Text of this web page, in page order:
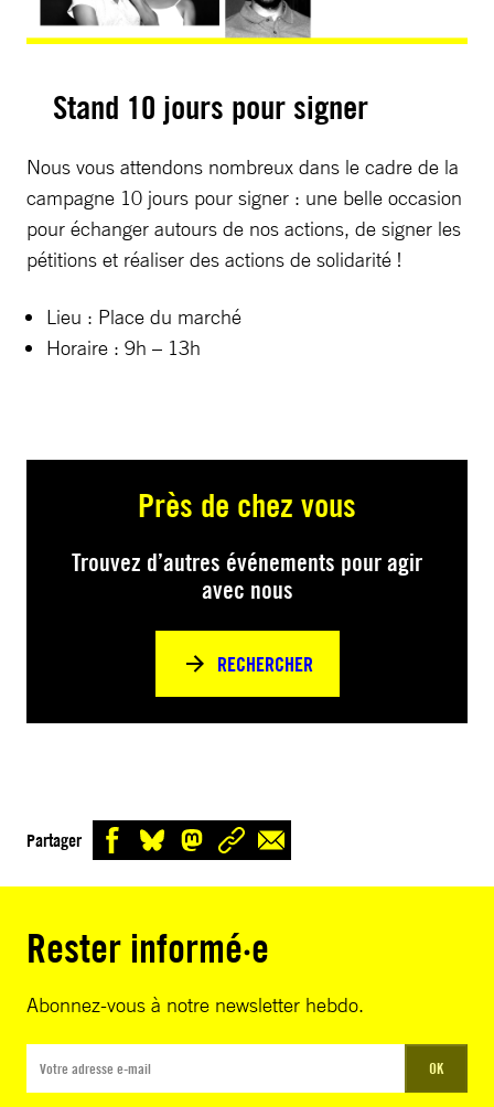
Stand 10 jours pour signer
Nous vous attendons nombreux dans le cadre de la
campagne 10 jours pour signer : une belle occasion
pour échanger autours de nos actions, de signer les
pétitions et réaliser des actions de solidarité !
Lieu : Place du marché
Horaire : 9h – 13h
Près de chez vous
Trouvez d’autres événements pour agir
avec nous
RECHERCHER
Partager
Rester informé·e
Abonnez-vous à notre newsletter hebdo.
OK